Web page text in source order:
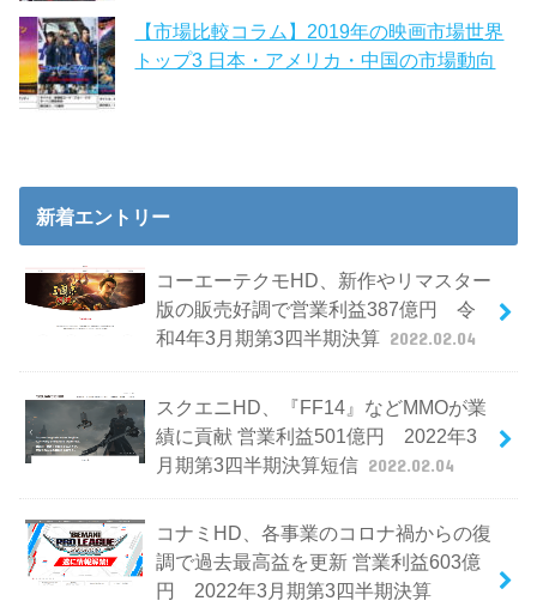
【市場比較コラム】2019年の映画市場世界
トップ3 日本・アメリカ・中国の市場動向
新着エントリー
コーエーテクモHD、新作やリマスター
版の販売好調で営業利益387億円 令
和4年3月期第3四半期決算 2022.02.04
スクエニHD、『FF14』などMMOが業
績に貢献 営業利益501億円 2022年3
月期第3四半期決算短信 2022.02.04
コナミHD、各事業のコロナ禍からの復
調で過去最高益を更新 営業利益603億
円 2022年3月期第3四半期決算